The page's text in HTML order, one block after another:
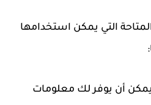
التي يمكن استخدامها
يمكن أن يوفر لك معلومات